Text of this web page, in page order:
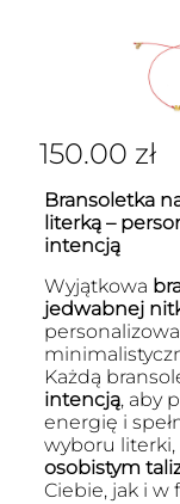
150.00 zł
Bransoletka
literką –
intencją
Wyjątkowa
jedwabnej
Każdą
intencją, aby
energię i
wyboru literki,
osobistym
Ciebie, jak i